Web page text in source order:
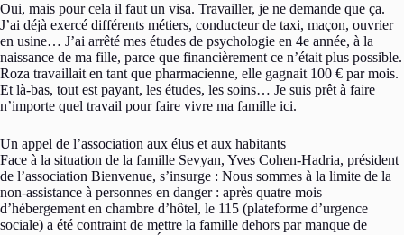
Oui, mais pour cela il faut un visa. Travailler, je ne demande que ça.
J’ai déjà exercé différents métiers, conducteur de taxi, maçon, ouvrier
en usine… J’ai arrêté mes études de psychologie en 4e année, à la
naissance de ma fille, parce que financièrement ce n’était plus possible.
Roza travaillait en tant que pharmacienne, elle gagnait 100 € par mois.
Et là-bas, tout est payant, les études, les soins… Je suis prêt à faire
n’importe quel travail pour faire vivre ma famille ici.
Un appel de l’association aux élus et aux habitants
Face à la situation de la famille Sevyan, Yves Cohen-Hadria, président
de l’association Bienvenue, s’insurge : Nous sommes à la limite de la
non-assistance à personnes en danger : après quatre mois
d’hébergement en chambre d’hôtel, le 115 (plateforme d’urgence
sociale) a été contraint de mettre la famille dehors par manque de